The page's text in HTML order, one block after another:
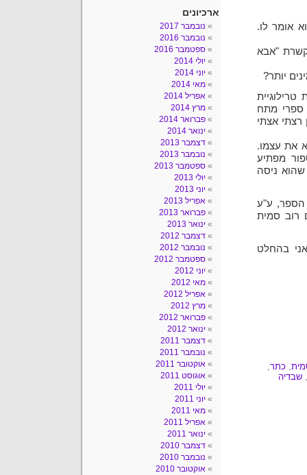
אומר לו.
"אבא
יותר?
ספרי מתח
רצתי אצתי
עוד "ילד 44" לא ימצא את עצמו.
מפתיע
ניסה
הספר, ע"ע
רוב סמית
ואני בהחלט
, כתר,
, שבדיה
ארכיונים
נובמבר 2017
נובמבר 2016
ספטמבר 2016
יולי 2014
יוני 2014
מאי 2014
אפריל 2014
מרץ 2014
פברואר 2014
ינואר 2014
דצמבר 2013
נובמבר 2013
ספטמבר 2013
יולי 2013
יוני 2013
אפריל 2013
פברואר 2013
ינואר 2013
דצמבר 2012
נובמבר 2012
ספטמבר 2012
יוני 2012
מאי 2012
אפריל 2012
מרץ 2012
פברואר 2012
ינואר 2012
דצמבר 2011
נובמבר 2011
אוקטובר 2011
אוגוסט 2011
יולי 2011
יוני 2011
מאי 2011
אפריל 2011
ינואר 2011
דצמבר 2010
נובמבר 2010
אוקטובר 2010